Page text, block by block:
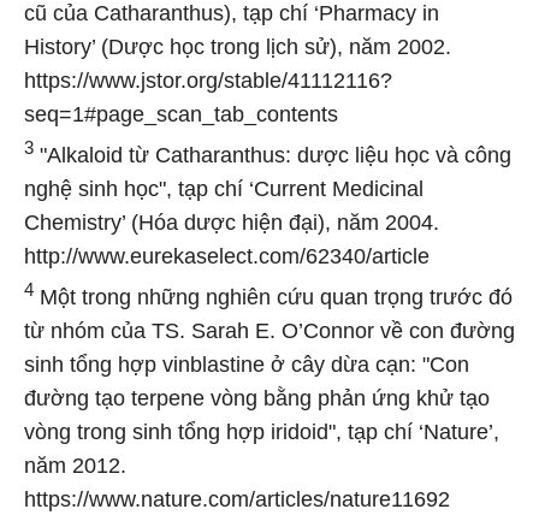
cũ của Catharanthus), tạp chí ‘Pharmacy in
History’ (Dược học trong lịch sử), năm 2002.
https://www.jstor.org/stable/41112116?
seq=1#page_scan_tab_contents
3 "Alkaloid từ Catharanthus: dược liệu học và công
nghệ sinh học", tạp chí ‘Current Medicinal
Chemistry’ (Hóa dược hiện đại), năm 2004.
http://www.eurekaselect.com/62340/article
4 Một trong những nghiên cứu quan trọng trước đó
từ nhóm của TS. Sarah E. O’Connor về con đường
sinh tổng hợp vinblastine ở cây dừa cạn: "Con
đường tạo terpene vòng bằng phản ứng khử tạo
vòng trong sinh tổng hợp iridoid", tạp chí ‘Nature’,
năm 2012.
https://www.nature.com/articles/nature11692